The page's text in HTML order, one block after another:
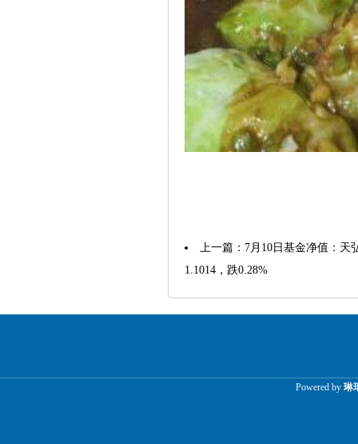
上一篇： 7月10日基金净值：天
1.1014，跌0.28%
Powered by 琳